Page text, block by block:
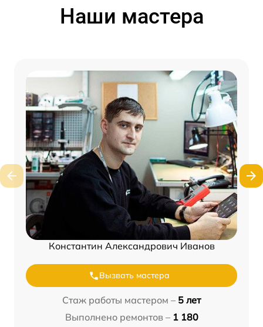
Наши мастера
Константин Александрович Иванов
Вызвать мастера
Стаж работы мастером – 5 лет
Выполнено ремонтов – 1 180